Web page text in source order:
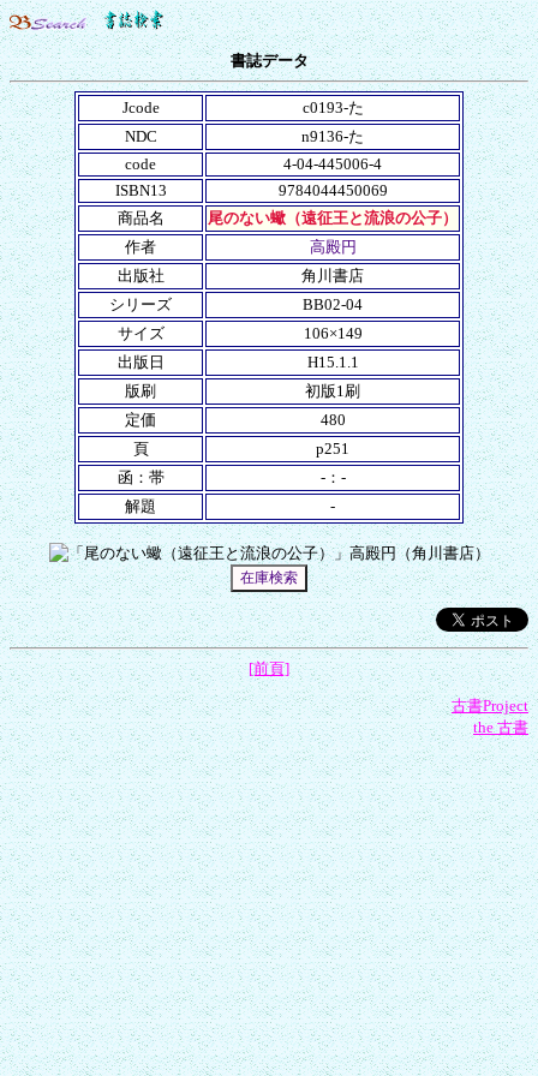
書誌データ
Jcode
c0193-た
NDC
n9136-た
code
4-04-445006-4
ISBN13
9784044450069
商品名
尾のない蠍（遠征王と流浪の公子）
作者
高殿円
出版社
角川書店
シリーズ
BB02-04
サイズ
106×149
出版日
H15.1.1
版刷
初版1刷
定価
480
頁
p251
函：帯
-：-
解題
-
[前頁]
古書Project
the 古書